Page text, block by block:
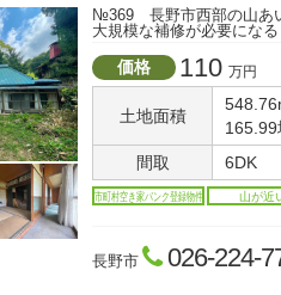
№369 長野市西部の山あ
大規模な補修が必要になる
価格 110 万円
土地面積
165.99
間取
6DK
市町村空き家バンク登録物件 山が近
長野市 026-224-